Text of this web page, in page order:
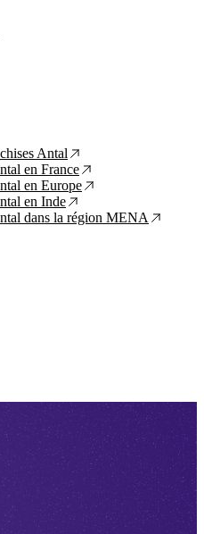
Antal ↗
en France ↗
en Europe ↗
en Inde ↗
dans la région MENA ↗